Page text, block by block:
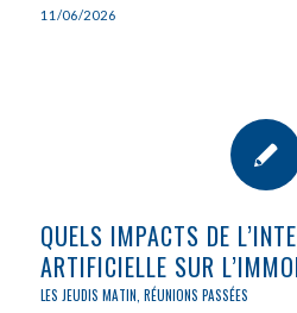
11/06/2026
QUELS IMPACTS DE
ARTIFICIELLE SUR
LES JEUDIS MATIN RÉUNIONS PASSÉES